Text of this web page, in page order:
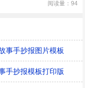
阅读量：94
事手抄报图片模板
手抄报模板打印版